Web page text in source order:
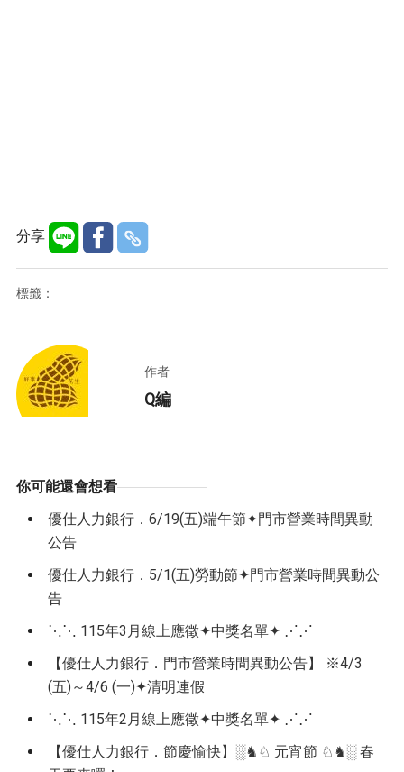
分享
標籤：
作者
Q編
你可能還會想看
優仕人力銀行．6/19(五)端午節✦門市營業時間異動
公告
優仕人力銀行．5/1(五)勞動節✦門市營業時間異動公
告
⋱⋱ 115年3月線上應徵✦中獎名單✦ ⋰⋰
【優仕人力銀行．門市營業時間異動公告】 ※4/3
(五)～4/6 (一)✦清明連假
⋱⋱ 115年2月線上應徵✦中獎名單✦ ⋰⋰
【優仕人力銀行．節慶愉快】░♞♘ 元宵節 ♘♞░ 春